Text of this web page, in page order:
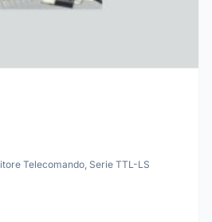
Telecomando, Serie TTL-LS